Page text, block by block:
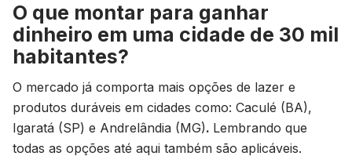
O que montar para ganhar
dinheiro em uma cidade de 30 mil
habitantes?
O mercado já comporta mais opções de lazer e
produtos duráveis em cidades como: Caculé (BA),
Igaratá (SP) e Andrelândia (MG). Lembrando que
todas as opções até aqui também são aplicáveis.